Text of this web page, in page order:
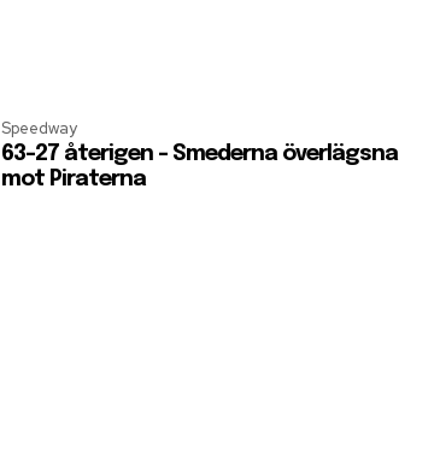
Speedway
63-27 återigen – Smederna överlägsna
mot Piraterna